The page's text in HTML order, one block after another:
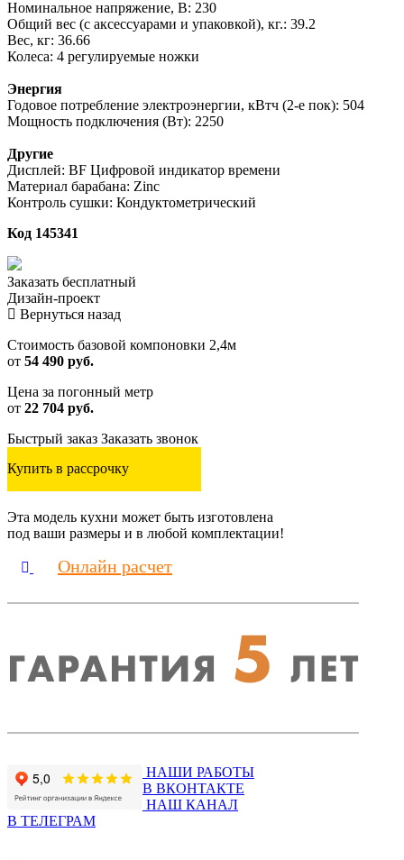
Номинальное напряжение, В: 230
Общий вес (с аксессуарами и упаковкой), кг.: 39.2
Вес, кг: 36.66
Колеса: 4 регулируемые ножки
Энергия
Годовое потребление электроэнергии, кВтч (2-е пок): 504
Мощность подключения (Вт): 2250
Другие
Дисплей: BF Цифровой индикатор времени
Материал барабана: Zinc
Контроль сушки: Кондуктометрический
Код 145341
Заказать бесплатный
Дизайн-проект
Вернуться назад
Стоимость базовой компоновки 2,4м
от 54 490 руб.
Цена за погонный метр
от 22 704 руб.
Быстрый заказ Заказать звонок
Купить в рассрочку
Эта модель кухни может быть изготовлена
под ваши размеры и в любой комплектации!
Онлайн расчет
НАШИ РАБОТЫ
В ВКОНТАКТЕ
НАШ КАНАЛ
В ТЕЛЕГРАМ